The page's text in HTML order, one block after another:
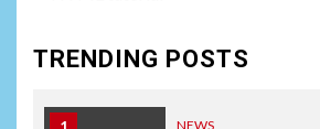
TRENDING POSTS
NEWS